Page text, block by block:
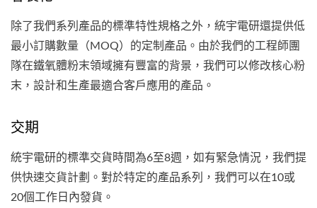
除了我們系列產品的標準特性規格之外，統宇電研還提供低
最小訂購數量（MOQ）的定制產品。由於我們的工程師團
隊在鐵氧體粉末領域擁有豐富的背景，我們可以修改核心粉
末，設計和生產最適合客戶應用的產品。
交期
統宇電研的標準交貨時間為6至8週，如有緊急情況，我們提
供快速交貨計劃。對於特定的產品系列，我們可以在10或
20個工作日內發貨。